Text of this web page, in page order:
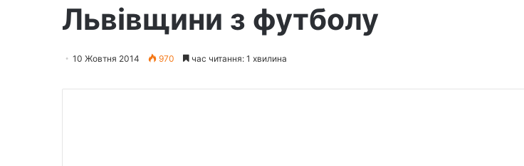
Львівщини з футболу
10 Жовтня 2014 970 час читання: 1 хвилина